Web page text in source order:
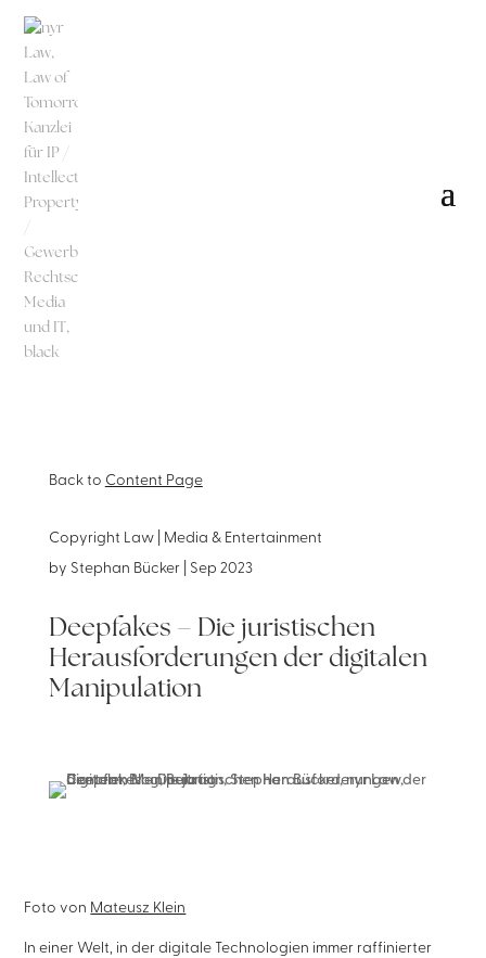
Back to Content Page
Copyright Law | Media & Entertainment
by Stephan Bücker| Sep 2023
Deepfakes – Die juristischen
Herausforderungen der digitalen
Manipulation
Foto von Mateusz Klein
In einer Welt, in der digitale Technologien immer raffinierter